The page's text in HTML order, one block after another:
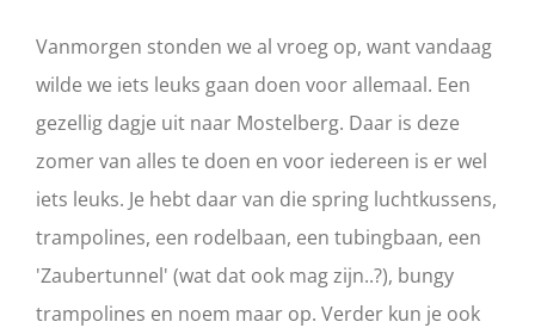
Vanmorgen stonden we al vroeg op, want vandaag
wilde we iets leuks gaan doen voor allemaal. Een
gezellig dagje uit naar Mostelberg. Daar is deze
zomer van alles te doen en voor iedereen is er wel
iets leuks. Je hebt daar van die spring luchtkussens,
trampolines, een rodelbaan, een tubingbaan, een
'Zaubertunnel' (wat dat ook mag zijn..?), bungy
trampolines en noem maar op. Verder kun je ook